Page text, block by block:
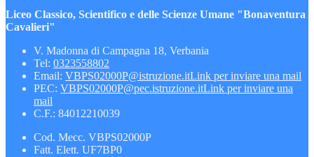
Liceo Classico, Scientifico e delle Scienze Umane "Bonaventura
Cavalieri"
V. Madonna di Campagna 18, Verbania
Tel: 0323558802
Email: VBPS02000P@istruzione.itLink per inviare una mail
PEC: VBPS02000P@pec.istruzione.itLink per inviare una
mail
C.F.: 84012210039
Cod. Mecc. VBPS02000P
Fatt. Elett. UF7BP0